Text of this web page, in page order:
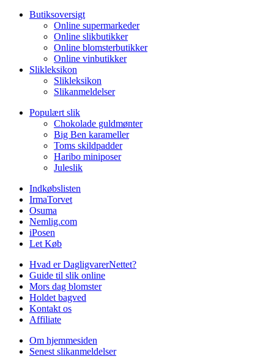
Butiksoversigt
Online supermarkeder
Online slikbutikker
Online blomsterbutikker
Online vinbutikker
Slikleksikon
Slikleksikon
Slikanmeldelser
Populært slik
Chokolade guldmønter
Big Ben karameller
Toms skildpadder
Haribo miniposer
Juleslik
Indkøbslisten
IrmaTorvet
Osuma
Nemlig.com
iPosen
Let Køb
Hvad er DagligvarerNettet?
Guide til slik online
Mors dag blomster
Holdet bagved
Kontakt os
Affiliate
Om hjemmesiden
Senest slikanmeldelser